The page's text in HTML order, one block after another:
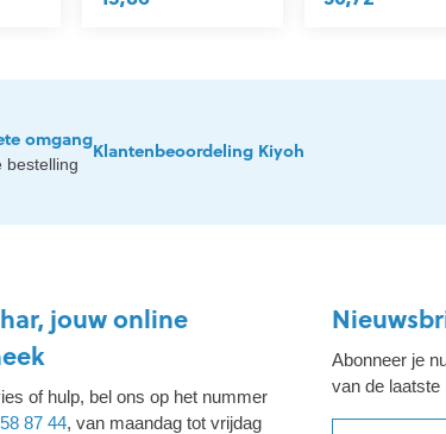
omgang
bestelling
Klantenbeoordeling Kiyoh
jouw online
of hulp, bel ons op het nummer
87 44, van maandag tot vrijdag
Abonneer je
van de laatste